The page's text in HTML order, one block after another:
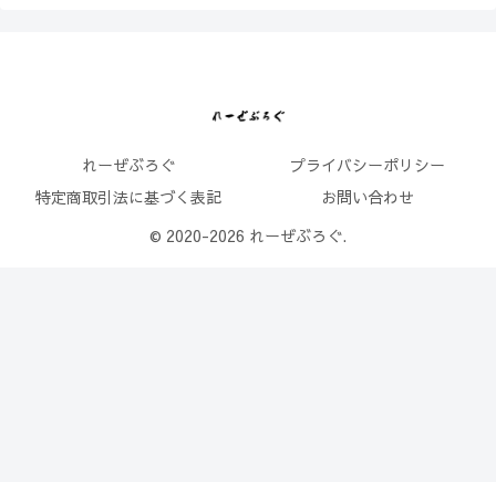
れーぜぶろぐ
プライバシーポリシー
特定商取引法に基づく表記
お問い合わせ
© 2020-2026 れーぜぶろぐ.